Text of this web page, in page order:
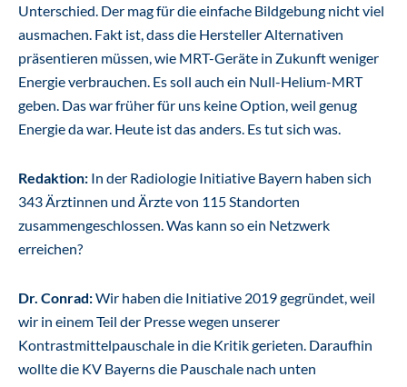
Unterschied. Der mag für die einfache Bildgebung nicht viel
ausmachen. Fakt ist, dass die Hersteller Alternativen
präsentieren müssen, wie MRT-Geräte in Zukunft weniger
Energie verbrauchen. Es soll auch ein Null-Helium-MRT
geben. Das war früher für uns keine Option, weil genug
Energie da war. Heute ist das anders. Es tut sich was.
Redaktion: In der Radiologie Initiative Bayern haben sich
343 Ärztinnen und Ärzte von 115 Standorten
zusammengeschlossen. Was kann so ein Netzwerk
erreichen?
Dr. Conrad:Wir haben die Initiative 2019 gegründet, weil
wir in einem Teil der Presse wegen unserer
Kontrastmittelpauschale in die Kritik gerieten. Daraufhin
wollte die KV Bayerns die Pauschale nach unten